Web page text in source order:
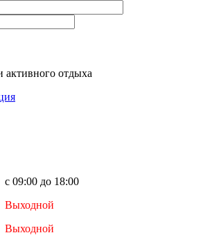
активного отдыха
с 09:00 до 18:00
Выходной
Выходной